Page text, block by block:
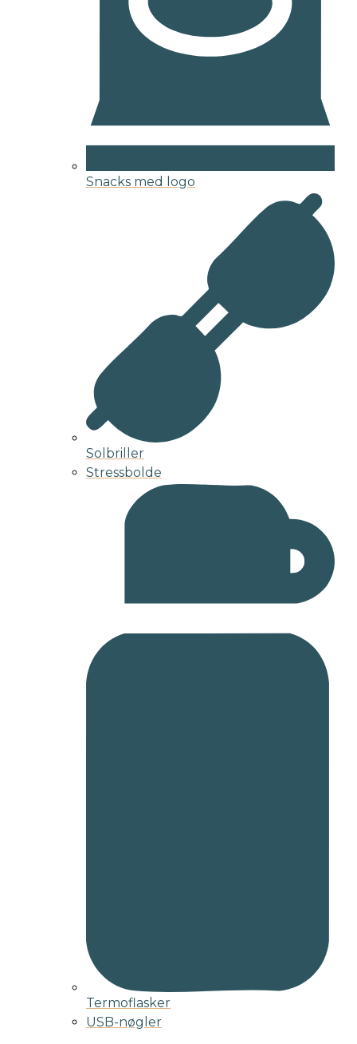
Snacks med logo
Solbriller
Stressbolde
Termoflasker
USB-nøgler